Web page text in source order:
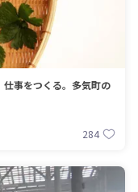
事をつくる。多気町の
284